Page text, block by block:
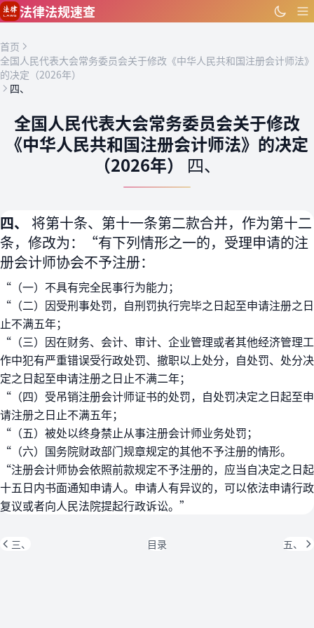
跳到主要内容
法律法规速查
首页
全国人民代表大会常务委员会关于修改《中华人民共和国注册会计师法》
的决定（2026年）
四、
全国人民代表大会常务委员会关于修改
《中华人民共和国注册会计师法》的决定
（2026年） 四、
四、 将第十条、第十一条第二款合并，作为第十二
条，修改为：“有下列情形之一的，受理申请的注
册会计师协会不予注册：
“（一）不具有完全民事行为能力；
“（二）因受刑事处罚，自刑罚执行完毕之日起至申请注册之日
止不满五年；
“（三）因在财务、会计、审计、企业管理或者其他经济管理工
作中犯有严重错误受行政处罚、撤职以上处分，自处罚、处分决
定之日起至申请注册之日止不满二年；
“（四）受吊销注册会计师证书的处罚，自处罚决定之日起至申
请注册之日止不满五年；
“（五）被处以终身禁止从事注册会计师业务处罚；
“（六）国务院财政部门规章规定的其他不予注册的情形。
“注册会计师协会依照前款规定不予注册的，应当自决定之日起
十五日内书面通知申请人。申请人有异议的，可以依法申请行政
复议或者向人民法院提起行政诉讼。”
三、 目录 五、